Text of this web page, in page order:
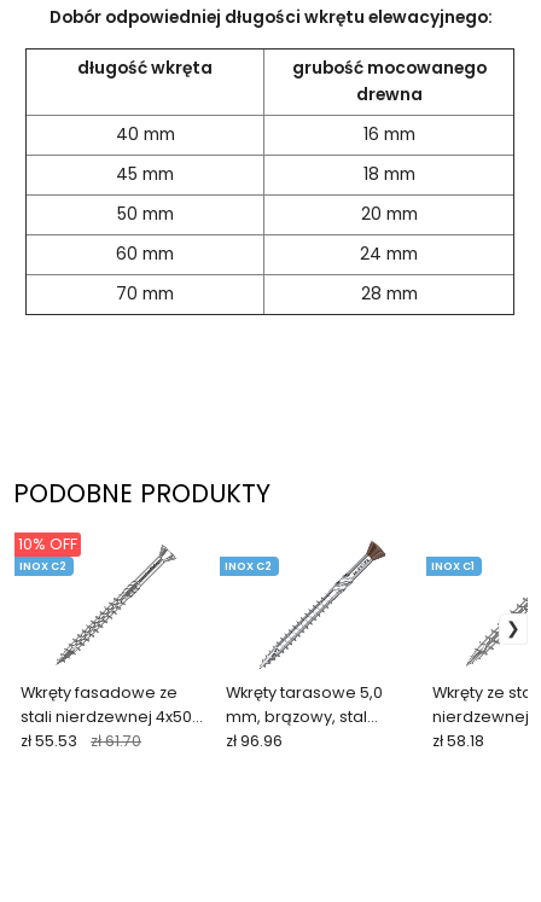
Dobór odpowiedniej długości wkrętu elewacyjnego:
długość wkręta
grubość mocowanego
drewna
40 mm
16 mm
45 mm
18 mm
50 mm
20 mm
60 mm
24 mm
70 mm
28 mm
PODOBNE PRODUKTY
Wkręty fasadowe ze
stali nierdzewnej 4x50
mm (200 szt. + bit TORX)
INOX C2
10% OFF
zł 55.53 zł 61.70
Wkręty tarasowe 5,0
mm, brązowy, stal
nierdzewna C2, TORX
INOX C2
zł 96.96
Wkręty ze stali
nierdzewnej
do listwy
INOX C1
zł 58.18